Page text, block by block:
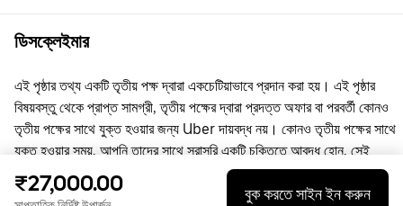
ডিসক্লেইমার
এই পৃষ্ঠার তথ্য একটি তৃতীয় পক্ষ দ্বারা একচেটিয়াভাবে প্রদান করা হয়। এই পৃষ্ঠার
বিষয়বস্তু থেকে প্রাপ্ত সামগ্রী, তৃতীয় পক্ষের দ্বারা প্রদত্ত অফার বা পরবর্তী কোনও
তৃতীয় পক্ষের সাথে যুক্ত হওয়ার জন্য Uber দায়বদ্ধ নয়। কোনও তৃতীয় পক্ষের সাথে
যুক্ত হওয়ার সময়, আপনি তাদের সাথে সরাসরি একটি চুক্তিতে আবদ্ধ হোন, সেই
চুক্তিতে Uber কোনো পক্ষ নয়। প্রশ্নের জন্য, অনুগ্রহ করে সরাসরি তৃতীয় পক্ষের
সাথে যোগাযোগ করুন।
₹27,000.00 বুক করতে সাইন ইন করুন